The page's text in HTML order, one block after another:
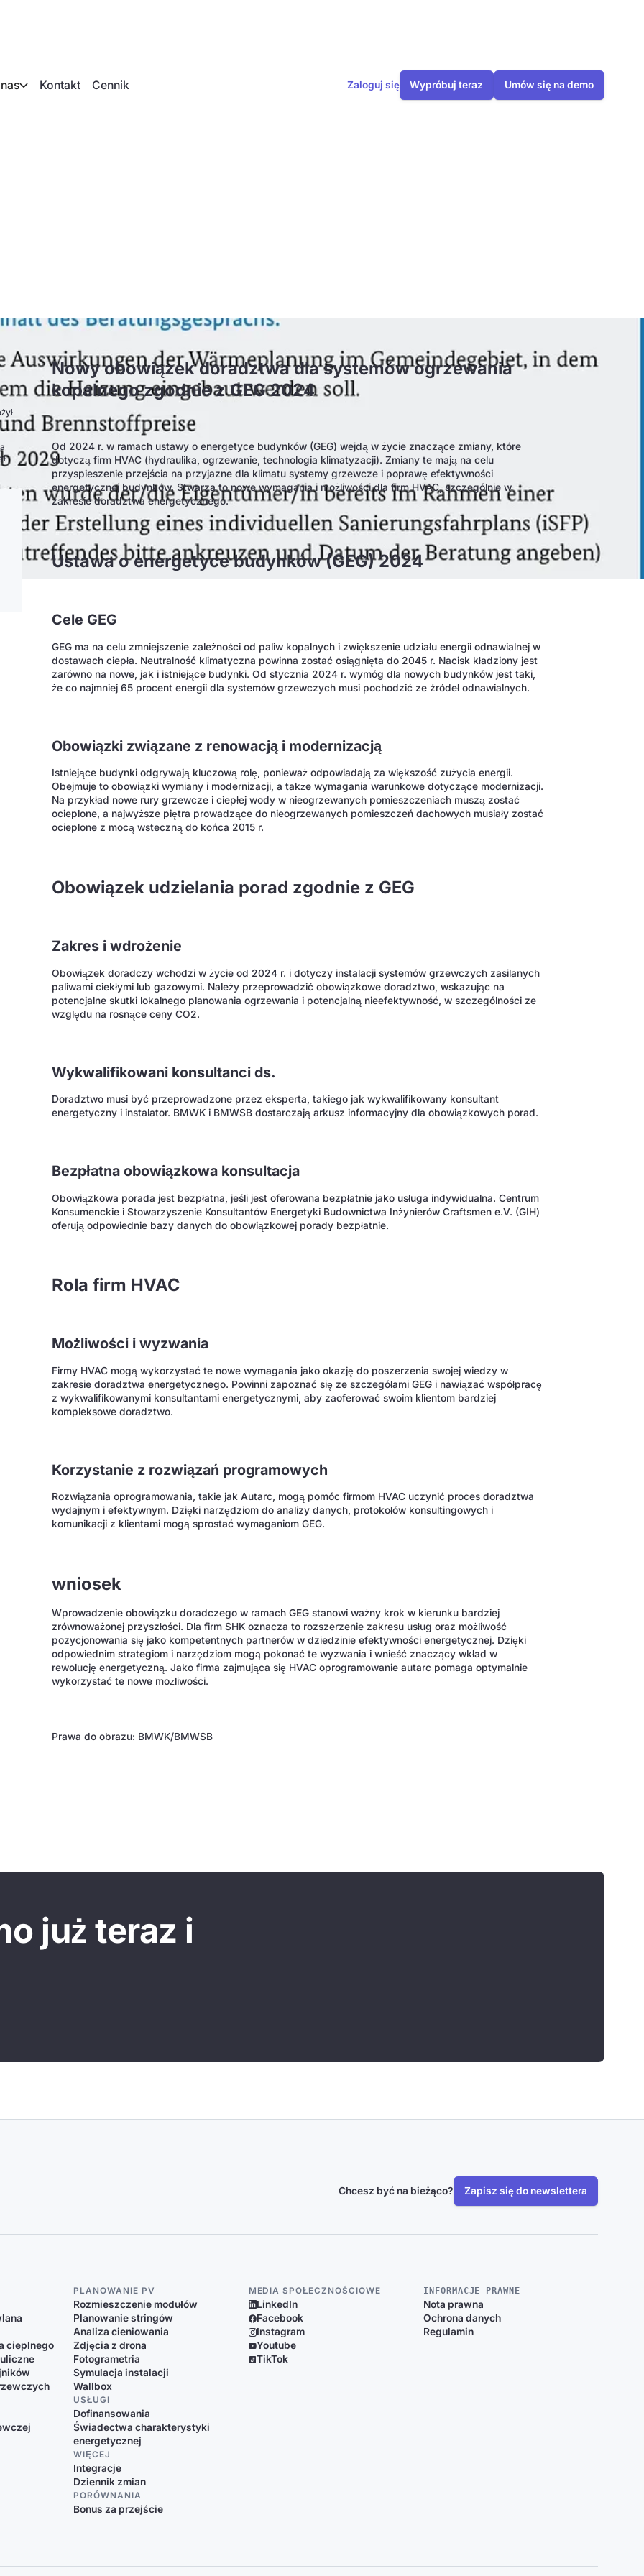
Kontakt Cennik Zaloguj się Wypróbuj teraz Umów się na demo
Nowy obowiązek doradztwa dla systemów ogrzewania
kopalnego zgodnie z GEG 2024
Od 2024 r. w ramach ustawy o energetyce budynków (GEG) wejdą w życie znaczące zmiany, które
dotyczą firm HVAC (hydraulika, ogrzewanie, technologia klimatyzacji). Zmiany te mają na celu
przyspieszenie przejścia na przyjazne dla klimatu systemy grzewcze i poprawę efektywności
energetycznej budynków. Stwarza to nowe wymagania i możliwości dla firm HVAC, szczególnie w
zakresie doradztwa energetycznego.
Ustawa o energetyce budynków (GEG) 2024
Cele GEG
GEG ma na celu zmniejszenie zależności od paliw kopalnych i zwiększenie udziału energii odnawialnej w
dostawach ciepła. Neutralność klimatyczna powinna zostać osiągnięta do 2045 r. Nacisk kładziony jest
zarówno na nowe, jak i istniejące budynki. Od stycznia 2024 r. wymóg dla nowych budynków jest taki,
że co najmniej 65 procent energii dla systemów grzewczych musi pochodzić ze źródeł odnawialnych.
Obowiązki związane z renowacją i modernizacją
Istniejące budynki odgrywają kluczową rolę, ponieważ odpowiadają za większość zużycia energii.
Obejmuje to obowiązki wymiany i modernizacji, a także wymagania warunkowe dotyczące modernizacji.
Na przykład nowe rury grzewcze i ciepłej wody w nieogrzewanych pomieszczeniach muszą zostać
ocieplone, a najwyższe piętra prowadzące do nieogrzewanych pomieszczeń dachowych musiały zostać
ocieplone z mocą wsteczną do końca 2015 r.
Obowiązek udzielania porad zgodnie z GEG
Zakres i wdrożenie
Obowiązek doradczy wchodzi w życie od 2024 r. i dotyczy instalacji systemów grzewczych zasilanych
paliwami ciekłymi lub gazowymi. Należy przeprowadzić obowiązkowe doradztwo, wskazując na
potencjalne skutki lokalnego planowania ogrzewania i potencjalną nieefektywność, w szczególności ze
względu na rosnące ceny CO2.
Wykwalifikowani konsultanci ds.
Doradztwo musi być przeprowadzone przez eksperta, takiego jak wykwalifikowany konsultant
energetyczny i instalator. BMWK i BMWSB dostarczają arkusz informacyjny dla obowiązkowych porad.
Bezpłatna obowiązkowa konsultacja
Obowiązkowa porada jest bezpłatna, jeśli jest oferowana bezpłatnie jako usługa indywidualna. Centrum
Konsumenckie i Stowarzyszenie Konsultantów Energetyki Budownictwa Inżynierów Craftsmen e.V. (GIH)
oferują odpowiednie bazy danych do obowiązkowej porady bezpłatnie.
Rola firm HVAC
Możliwości i wyzwania
Firmy HVAC mogą wykorzystać te nowe wymagania jako okazję do poszerzenia swojej wiedzy w
zakresie doradztwa energetycznego. Powinni zapoznać się ze szczegółami GEG i nawiązać współpracę
z wykwalifikowanymi konsultantami energetycznymi, aby zaoferować swoim klientom bardziej
kompleksowe doradztwo.
Korzystanie z rozwiązań programowych
Rozwiązania oprogramowania, takie jak Autarc, mogą pomóc firmom HVAC uczynić proces doradztwa
wydajnym i efektywnym. Dzięki narzędziom do analizy danych, protokołów konsultingowych i
komunikacji z klientami mogą sprostać wymaganiom GEG.
wniosek
Wprowadzenie obowiązku doradczego w ramach GEG stanowi ważny krok w kierunku bardziej
zrównoważonej przyszłości. Dla firm SHK oznacza to rozszerzenie zakresu usług oraz możliwość
pozycjonowania się jako kompetentnych partnerów w dziedzinie efektywności energetycznej. Dzięki
odpowiednim strategiom i narzędziom mogą pokonać te wyzwania i wnieść znaczący wkład w
rewolucję energetyczną. Jako firma zajmująca się HVAC oprogramowanie autarc pomaga optymalnie
wykorzystać te nowe możliwości.
Prawa do obrazu: BMWK/BMWSB
już teraz i
Chcesz być na bieżąco? Zapisz się do newslettera
cieplnego
PLANOWANIE PV
Rozmieszczenie modułów
Planowanie stringów
Analiza cieniowania
Zdjęcia z drona
Fotogrametria
Symulacja instalacji
Wallbox
USŁUGI
Dofinansowania
Świadectwa charakterystyki
energetycznej
WIĘCEJ
Integracje
Dziennik zmian
PORÓWNANIA
Bonus za przejście
MEDIA SPOŁECZNOŚCIOWE
LinkedIn
Facebook
Instagram
Youtube
TikTok
INFORMACJE PRAWNE
Nota prawna
Ochrona danych
Regulamin